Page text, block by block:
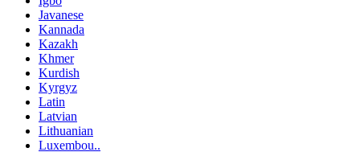
Javanese
Kannada
Kazakh
Khmer
Kurdish
Kyrgyz
Latin
Latvian
Lithuanian
Luxembou..